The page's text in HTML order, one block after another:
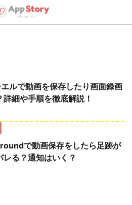
ルで動画を保存したり画面録画
詳細や手順を徹底解説！
で動画保存をしたら足跡が
レる？通知はいく？